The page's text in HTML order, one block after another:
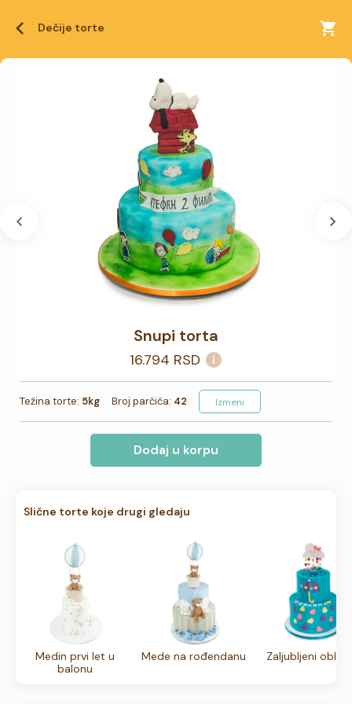
Dečije torte
Snupi torta
16.794 RSD
Težina torte: 5kg Broj parčića: 42 Izmeni
Dodaj u korpu
Slične torte koje drugi gledaju
Medin prvi let u
balonu
Mede na rođendanu Zaljubljeni